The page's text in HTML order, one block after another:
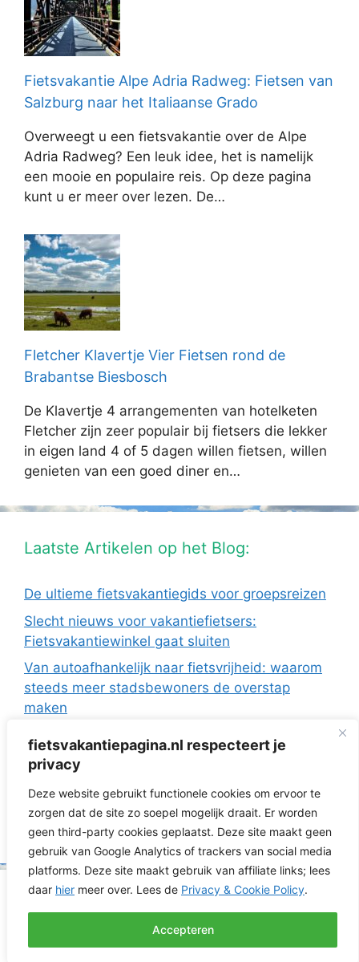
fietsvakantiepagina.nl respecteert je
privacy
Deze website gebruikt functionele cookies om ervoor te
zorgen dat de site zo soepel mogelijk draait. Er worden
geen third-party cookies geplaatst. Deze site maakt geen
gebruik van Google Analytics of trackers van social media
platforms. Deze site maakt gebruik van affiliate links; lees
daar hier meer over. Lees de Privacy & Cookie Policy.
Accepteren
Fietsvakantie Alpe Adria Radweg: Fietsen van
Salzburg naar het Italiaanse Grado
Overweegt u een fietsvakantie over de Alpe
Adria Radweg? Een leuk idee, het is namelijk
een mooie en populaire reis. Op deze pagina
kunt u er meer over lezen. De…
Fletcher Klavertje Vier Fietsen rond de
Brabantse Biesbosch
De Klavertje 4 arrangementen van hotelketen
Fletcher zijn zeer populair bij fietsers die lekker
in eigen land 4 of 5 dagen willen fietsen, willen
genieten van een goed diner en…
Laatste Artikelen op het Blog:
De ultieme fietsvakantiegids voor groepsreizen
Slecht nieuws voor vakantiefietsers:
Fietsvakantiewinkel gaat sluiten
Van autoafhankelijk naar fietsvrijheid: waarom
steeds meer stadsbewoners de overstap
maken
Fietsen in Frankrijk: drie regio’s die ideaal zijn
Fietsvakantie zonder te verkassen: 3 topregio’s
voor dagtochten vanuit je huisje
© 2026 Fietsvakantiepagina.nl | RNG Media | KVK
Cookie- & Privacyverklaring|Affiliate Disclaimer